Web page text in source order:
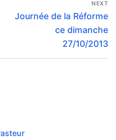
NEXT
Next
Journée de la Réforme
ce dimanche
27/10/2013